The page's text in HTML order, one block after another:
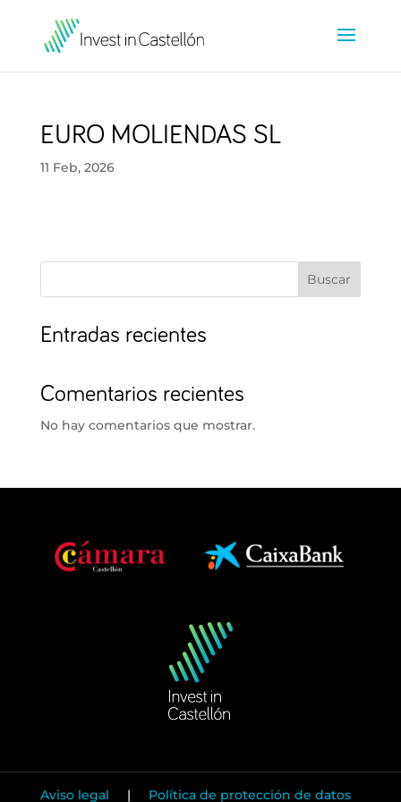
EURO MOLIENDAS SL
11 Feb, 2026
Buscar
Entradas recientes
Comentarios recientes
No hay comentarios que mostrar.
Aviso legal | Política de protección de datos